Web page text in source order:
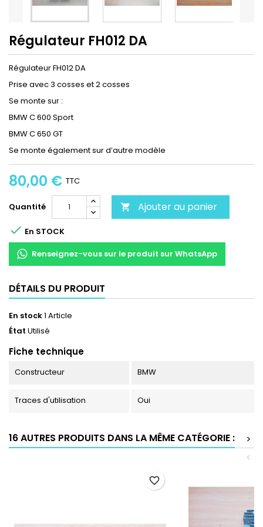
Régulateur FH012 DA
Régulateur FH012 DA
Prise avec 3 cosses et 2 cosses
Se monte sur :
BMW C 600 Sport
BMW C 650 GT
Se monte également sur d’autre modèle
80,00 € TTC
Quantité  Ajouter au panier
 En STOCK
Renseignez-vous sur le produit sur WhatsApp
DÉTAILS DU PRODUIT
En stock1 Article
État Utilisé
Fiche technique
Constructeur BMW
Traces d'utilisation Oui
16 AUTRES PRODUITS DANS LA MÊME CATÉGORIE :
>
<
favorite_border